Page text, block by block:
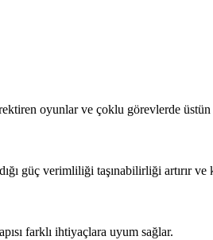
oyunlar ve çoklu görevlerde üstün
güç verimliliği taşınabilirliği artırır ve
farklı ihtiyaçlara uyum sağlar.